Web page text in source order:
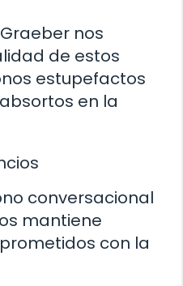
nos
de estos
estupefactos
en la
conversacional
mantiene
con la